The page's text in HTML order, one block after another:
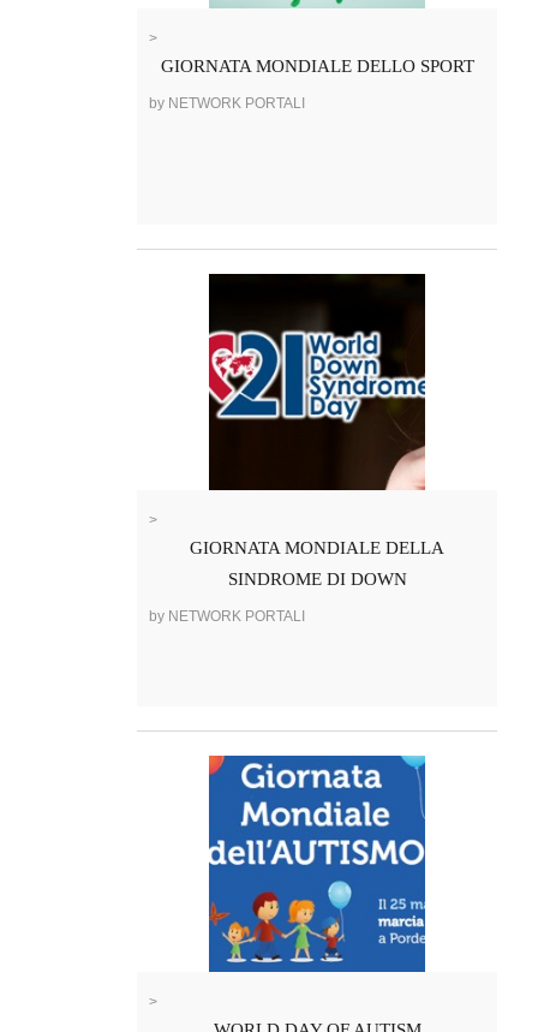
>
GIORNATA MONDIALE DELLO SPORT
by NETWORK PORTALI
>
GIORNATA MONDIALE DELLA
SINDROME DI DOWN
by NETWORK PORTALI
>